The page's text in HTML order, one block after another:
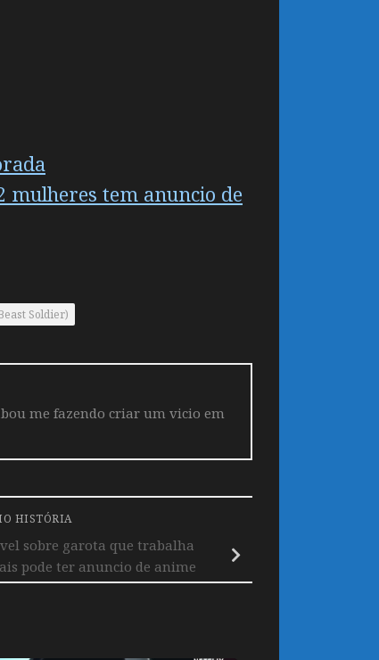
mulheres tem anuncio de
Soldier)
me fazendo criar um vicio em
HISTÓRIA
sobre garota que trabalha
pode ter anuncio de anime